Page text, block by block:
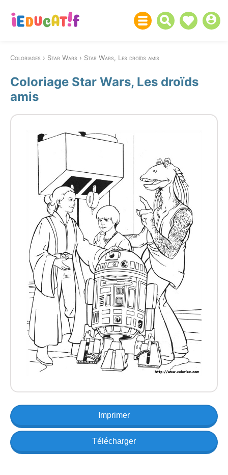
Coloriages Star Wars Star Wars, Les droïds amis
Coloriage Star Wars, Les droïds
amis
Imprimer
Télécharger